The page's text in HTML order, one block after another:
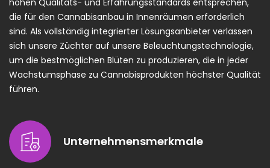
hohen Qualitäts- und Erfahrungsstandards entsprechen,
die für den Cannabisanbau in Innenräumen erforderlich
sind. Als vollständig integrierter Lösungsanbieter verlassen
sich unsere Züchter auf unsere Beleuchtungstechnologie,
um die bestmöglichen Blüten zu produzieren, die in jeder
Wachstumsphase zu Cannabisprodukten höchster Qualität
führen.
Unternehmensmerkmale